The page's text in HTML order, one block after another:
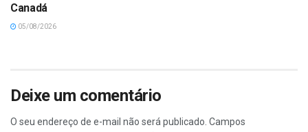
Canadá
05/08/2026
Deixe um comentário
O seu endereço de e-mail não será publicado. Campos